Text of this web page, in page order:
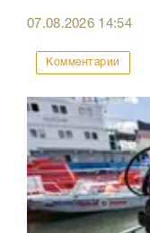
07.08.2026 14:54
Комментарии